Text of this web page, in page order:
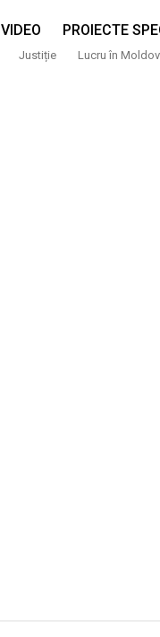
VIDEO PROIECTE
Justiție Lucru în